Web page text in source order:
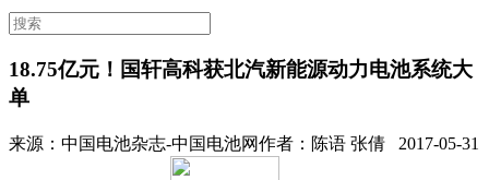
18.75亿元！国轩高科获北汽新能源动力电池系统大
单
来源： 中国电池杂志-中国电池网作者： 陈语 张倩 2017-05-31